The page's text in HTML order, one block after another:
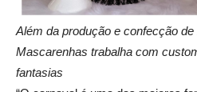
Além da produção e confecção
Mascarenhas trabalha com
fantasias